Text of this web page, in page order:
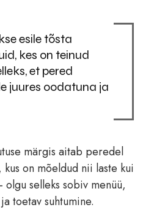
esile tõsta
kes on teinud
et pered
juures oodatuna ja
märgis aitab peredel
on mõeldud nii laste kui
olgu selleks sobiv menüü,
toetav suhtumine.